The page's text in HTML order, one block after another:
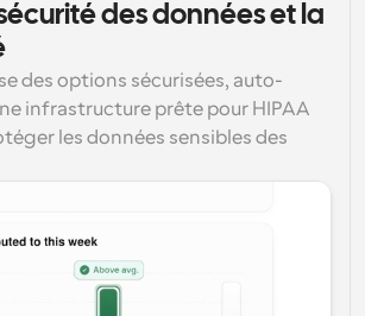
des données et la
des options sécurisées, auto-
infrastructure prête pour HIPAA
les données sensibles des